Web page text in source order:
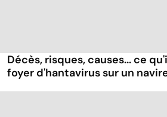
Décès, risques, causes... ce
foyer d'hantavirus sur un